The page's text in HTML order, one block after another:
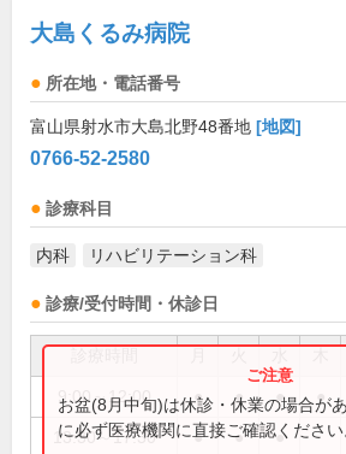
大島くるみ病院
所在地・電話番号
富山県射水市大島北野48番地 [地図]
0766-52-2580
診療科目
内科 リハビリテーション科
診療/受付時間・休診日
9:00～12:00 ● ● ● ●
13:30～17:30 ● ● ●
お盆(8月中旬)は休診・休業の場合が
に必ず医療機関に直接ご確認ください